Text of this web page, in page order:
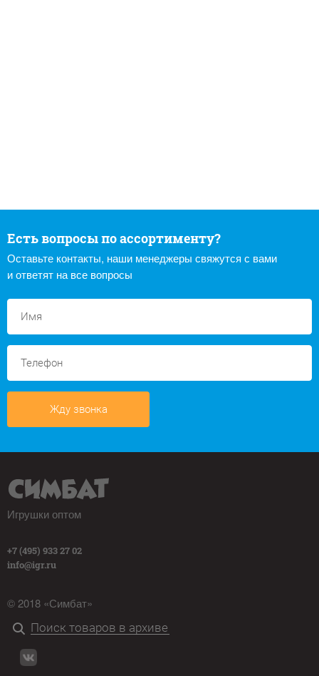
Есть вопросы по ассортименту?
Оставьте контакты, наши менеджеры свяжутся с вами
и ответят на все вопросы
Жду звонка
Игрушки оптом
+7 (495) 933 27 02
info@igr.ru
© 2018 «Симбат»